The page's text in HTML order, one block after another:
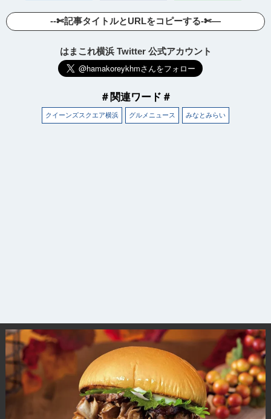
--✄記事タイトルとURLをコピーする-✄—
はまこれ横浜 Twitter 公式アカウント
＃関連ワード＃
クイーンズスクエア横浜 グルメニュース みなとみらい